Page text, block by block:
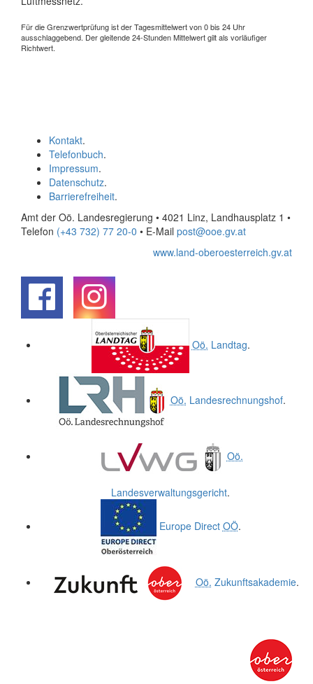
Für die Grenzwertprüfung ist der Tagesmittelwert von 0 bis 24 Uhr
ausschlaggebend. Der gleitende 24-Stunden Mittelwert gilt als vorläufiger
Richtwert.
Kontakt.
Telefonbuch.
Impressum.
Datenschutz.
Barrierefreiheit.
Amt der Oö. Landesregierung • 4021 Linz, Landhausplatz 1 •
Telefon (+43 732) 77 20-0 • E-Mail post@ooe.gv.at
www.land-oberoesterreich.gv.at
Oö. Landtag.
Oö. Landesrechnungshof.
Oö.
Landesverwaltungsgericht.
Europe Direct OÖ.
Oö. Zukunftsakademie.